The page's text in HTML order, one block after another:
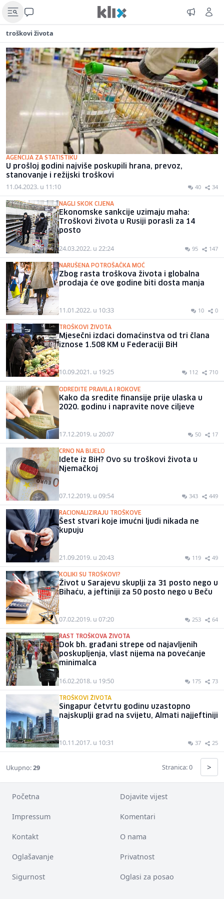
troškovi života
AGENCIJA ZA STATISTIKU
U prošloj godini najviše poskupili hrana, prevoz,
stanovanje i režijski troškovi
11.04.2023. u 11:10 40 34
NAGLI SKOK CIJENA
Ekonomske sankcije uzimaju maha:
Troškovi života u Rusiji porasli za 14
posto
24.03.2022. u 22:24 95 147
NARUŠENA POTROŠAČKA MOĆ
Zbog rasta troškova života i globalna
prodaja će ove godine biti dosta manja
11.01.2022. u 10:33 10 0
TROŠKOVI ŽIVOTA
Mjesečni izdaci domaćinstva od tri člana
iznose 1.508 KM u Federaciji BiH
10.09.2021. u 19:25 112 710
ODREDITE PRAVILA I ROKOVE
Kako da sredite finansije prije ulaska u
2020. godinu i napravite nove ciljeve
17.12.2019. u 20:07 50 17
CRNO NA BIJELO
Idete iz BiH? Ovo su troškovi života u
Njemačkoj
07.12.2019. u 09:54 343 449
RACIONALIZIRAJU TROŠKOVE
Šest stvari koje imućni ljudi nikada ne
kupuju
21.09.2019. u 20:43 119 49
KOLIKI SU TROŠKOVI?
Život u Sarajevu skuplji za 31 posto nego u
Bihaću, a jeftiniji za 50 posto nego u Beču
07.02.2019. u 07:20 253 64
RAST TROŠKOVA ŽIVOTA
Dok bh. građani strepe od najavljenih
poskupljenja, vlast nijema na povećanje
minimalca
16.02.2018. u 19:50 175 73
TROŠKOVI ŽIVOTA
Singapur četvrtu godinu uzastopno
najskuplji grad na svijetu, Almati najjeftiniji
10.11.2017. u 10:31 37 25
Ukupno:29 Stranica: 0 >
Početna Dojavite vijest
Impressum Komentari
Kontakt O nama
Oglašavanje Privatnost
Sigurnost Oglasi za posao